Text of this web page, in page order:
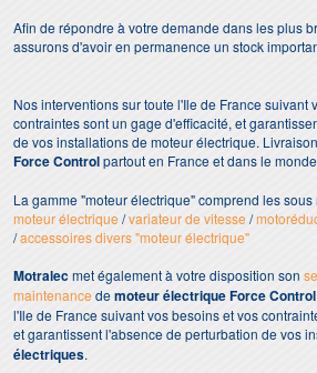
Afin de répondre à votre demande dans les plus
assurons d'avoir en permanence un stock
Nos interventions sur toute l'Ile de France suivant
contraintes sont un gage d'efficacité, et
de vos installations de moteur électrique.
Force Controlpartout en France et dans le
La gamme "moteur électrique" comprend les
moteur électrique /variateur de vitesse /
/accessoires divers "moteur électrique"
Motralecmet également à votre disposition son
maintenance demoteur électrique Force Control
l'Ile de France suivant vos besoins et vos
et garantissent l'absence de perturbation de vos
électriques.